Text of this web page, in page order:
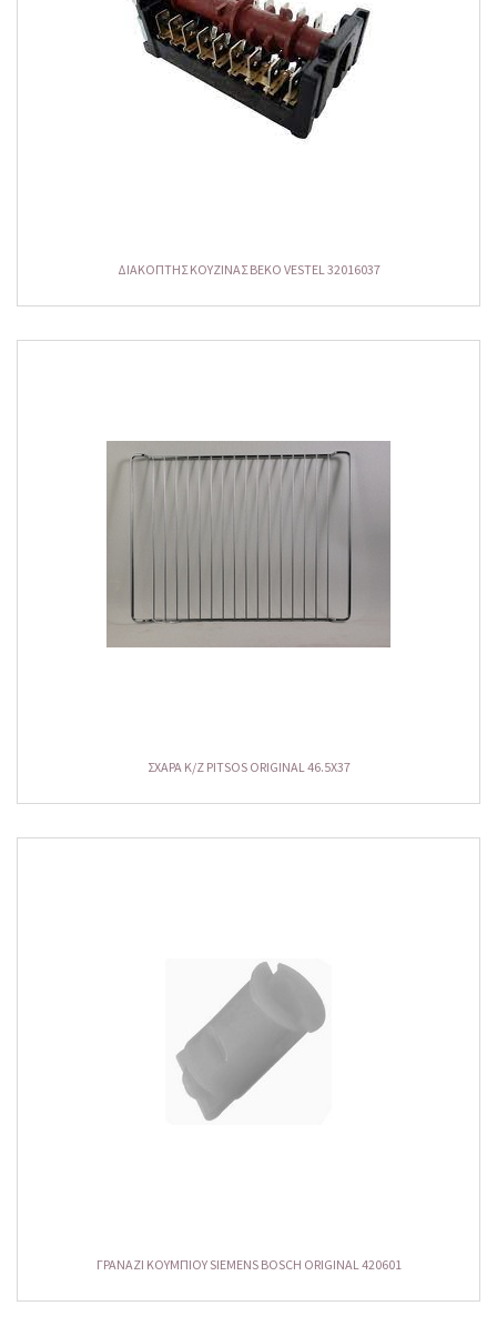
ΔΙΑΚΟΠΤΗΣ ΚΟΥΖΙΝΑΣ ΒΕΚΟ VESTEL 32016037
ΣΧΑΡΑ Κ/Ζ PITSOS ORIGINAL 46.5X37
ΓΡΑΝΑΖΙ ΚΟΥΜΠΙΟΥ SIEMENS BOSCH ORIGINAL 420601